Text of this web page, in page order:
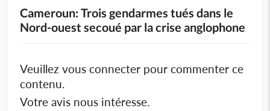
Cameroun: Trois gendarmes tués dans le
Nord-ouest secoué par la crise anglophone
Veuillez vous connecter pour commenter ce
contenu.
Votre avis nous intéresse.